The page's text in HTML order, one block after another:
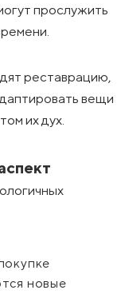
прослужить
реставрацию,
вещи
их дух.
новые